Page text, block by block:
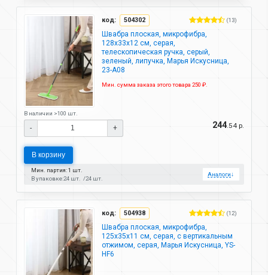
код: 504302 (13)
Швабра плоская, микрофибра,
128х33х12 см, серая,
телескопическая ручка, серый,
зеленый, липучка, Марья Искусница,
23-A08
Мин. сумма заказа этого товара 250 ₽.
В наличии >100 шт.
- + 244.54 р.
В корзину
Мин. партия: 1 шт.
В упаковке:24 шт. 24 шт.
Аналоги↓
код: 504938 (12)
Швабра плоская, микрофибра,
125х35х11 см, серая, с вертикальным
отжимом, серая, Марья Искусница, YS-
HF6